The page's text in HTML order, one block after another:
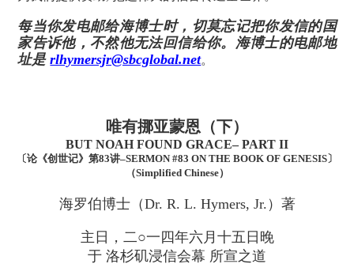
每当你发电邮给海博士时，切莫忘记把你发信的国
家告诉他，不然他无法回信给你。海博士的电邮地
址是rlhymersjr@sbcglobal.net。
唯有挪亚蒙恩（下）
BUT NOAH FOUND GRACE– PART II
〔论《创世记》第83讲–SERMON #83 ON THE BOOK OF GENESIS〕
（Simplified Chinese）
海罗伯博士（Dr. R. L. Hymers, Jr.）著
主日，二○一四年六月十五日晚
于 洛杉矶浸信会幕 所宣之道